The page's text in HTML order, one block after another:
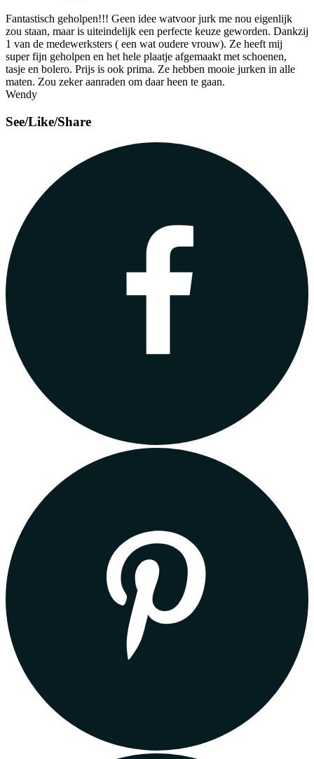
Fantastisch geholpen!!! Geen idee watvoor jurk me nou eigenlijk
zou staan, maar is uiteindelijk een perfecte keuze geworden. Dankzij
1 van de medewerksters ( een wat oudere vrouw). Ze heeft mij
super fijn geholpen en het hele plaatje afgemaakt met schoenen,
tasje en bolero. Prijs is ook prima. Ze hebben mooie jurken in alle
maten. Zou zeker aanraden om daar heen te gaan.
Wendy
See/Like/Share